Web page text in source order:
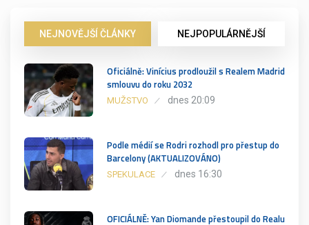
NEJNOVĚJŠÍ ČLÁNKY NEJPOPULÁRNĚJŠÍ
Oficiálně: Vinícius prodloužil s Realem Madrid
smlouvu do roku 2032
MUŽSTVO dnes 20:09
Podle médií se Rodri rozhodl pro přestup do
Barcelony (AKTUALIZOVÁNO)
SPEKULACE dnes 16:30
OFICIÁLNĚ: Yan Diomande přestoupil do Realu